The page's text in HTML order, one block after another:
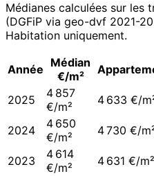
Médianes calculées sur les
(DGFiP via geo-dvf 2021-
Habitation uniquement.
Année Médian
€/m²
2025
4 857
€/m²
4 633 €/
2024
4 650
€/m²
4 730 €/
2023
4 614
€/m²
4 631 €/m²